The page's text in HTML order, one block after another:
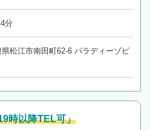
分
松江市南田町62-6 パラディーゾビ
時以降TEL可」